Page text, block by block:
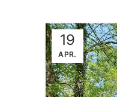
19
APR.